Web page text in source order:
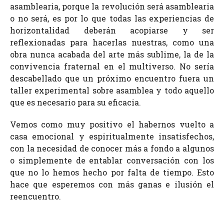
asamblearia, porque la revolución será asamblearia
o no será, es por lo que todas las experiencias de
horizontalidad deberán acopiarse y ser
reflexionadas para hacerlas nuestras, como una
obra nunca acabada del arte más sublime, la de la
convivencia fraternal en el multiverso. No sería
descabellado que un próximo encuentro fuera un
taller experimental sobre asamblea y todo aquello
que es necesario para su eficacia.
Vemos como muy positivo el habernos vuelto a
casa emocional y espiritualmente insatisfechos,
con la necesidad de conocer más a fondo a algunos
o simplemente de entablar conversación con los
que no lo hemos hecho por falta de tiempo. Esto
hace que esperemos con más ganas e ilusión el
reencuentro.